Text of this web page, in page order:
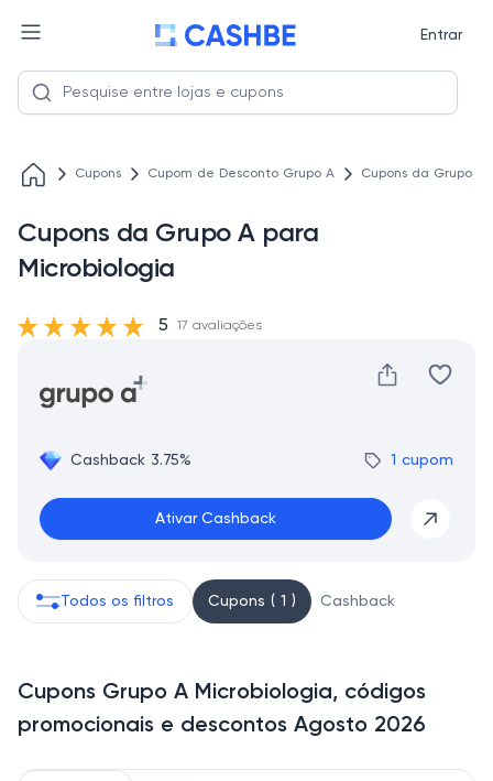
Entrar
Cupons Cupom de Desconto Grupo A Cupons da Grupo A
Cupons da Grupo A para
Microbiologia
Cashback 3.75% 1 cupom
Ativar Cashback
5 17 avaliações
Todos os filtros Cupons ( 1 ) Cashback
Cupons Grupo A Microbiologia, códigos
promocionais e descontos Agosto 2026